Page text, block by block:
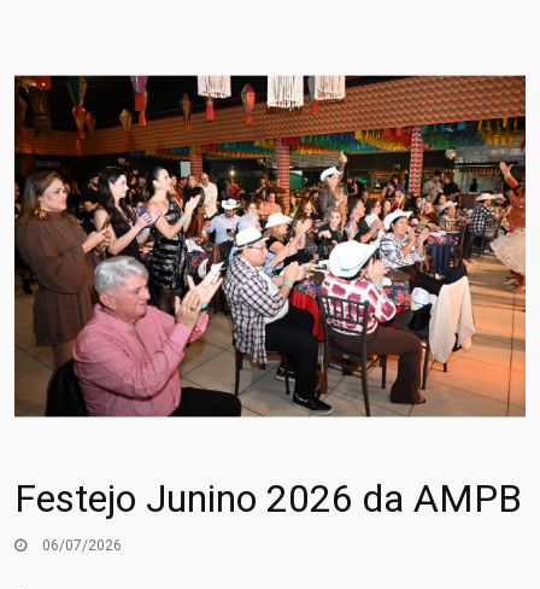
Festejo Junino 2026 da AMPB
06/07/2026